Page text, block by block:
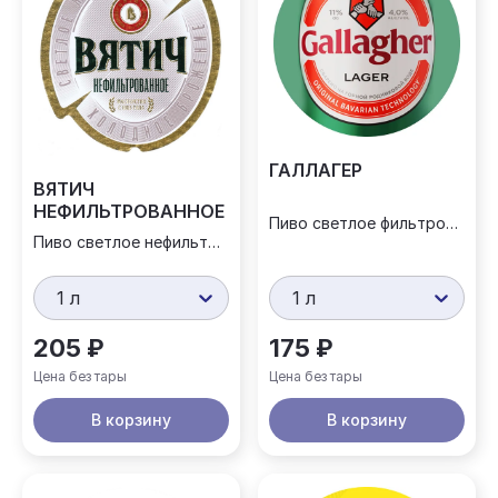
ВЯТИЧ
НЕФИЛЬТРОВАННОЕ
Пиво светлое нефильтрованное
1 л
205 ₽
Цена без тары
В корзину
ГАЛЛАГЕР
Пиво светлое фильтрованное
1 л
175 ₽
Цена без тары
В корзину